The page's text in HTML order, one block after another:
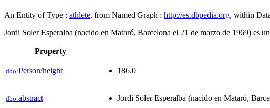
An Entity of Type : athlete, from Named Graph : http://es.dbpedia.org, within
Jordi Soler Esperalba (nacido en Mataró, Barcelona el 21 de marzo de 1969)​ es
Property
dbo:Person/height 186.0
dbo:abstract Jordi Soler Esperalba (nacido en Mataró,